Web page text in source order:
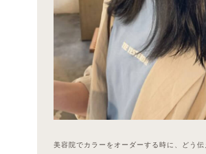
美容院でカラーをオーダーする時に、どう